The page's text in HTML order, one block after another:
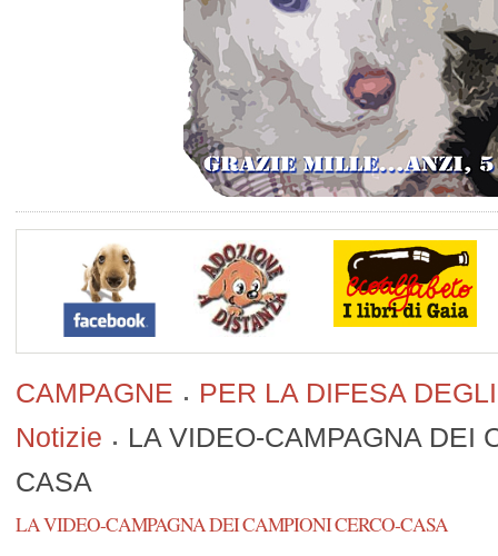
CAMPAGNE
PER LA DIFESA
Notizie
LA VIDEO-CAMPAGNA DEI
CASA
LA VIDEO-CAMPAGNA DEI CAMPIONI CERCO-CASA